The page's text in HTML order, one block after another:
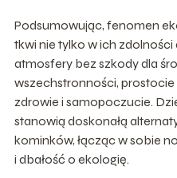
Podsumowując, fenomen
tkwi nie tylko w ich
atmosfery bez szkody dla
wszechstronności,
zdrowie i samopoczucie.
stanowią doskonałą
kominków, łącząc w sobie
i dbałość o ekologię.